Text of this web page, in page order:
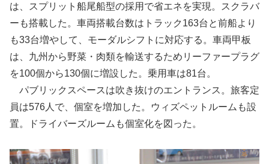
は、スプリット船尾船型の採用で省エネを実現。スクラバ
ーも搭載した。車両搭載台数はトラック163台と前船より
も33台増やして、モーダルシフトに対応する。車両甲板
は、九州から野菜・肉類を輸送するためリーファープラグ
を100個から130個に増設した。乗用車は81台。
パブリックスペースは吹き抜けのエントランス。旅客定
員は576人で、個室を増加した。ウィズペットルームも設
置。ドライバーズルームも個室化を図った。